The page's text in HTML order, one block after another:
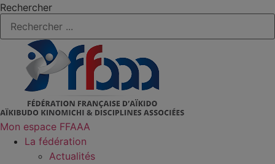
Rechercher
Mon espace FFAAA
La fédération
Actualités